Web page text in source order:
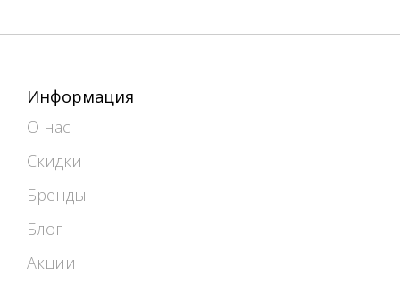
Информация
О нас
Скидки
Бренды
Блог
Акции